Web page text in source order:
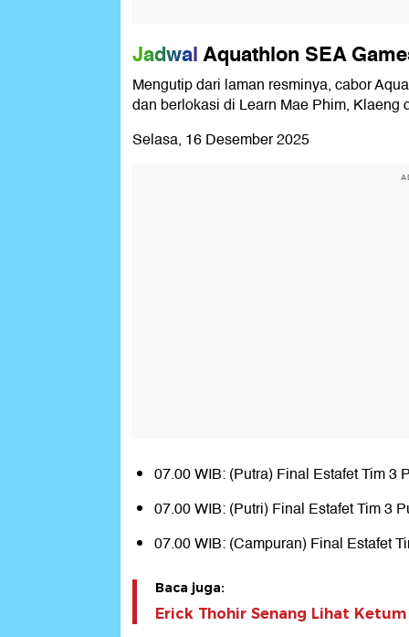
JadwalAquathlon SEA
Mengutip dari laman resminya, cabor
dan berlokasi di Learn Mae Phim, Klaeng
Selasa, 16 Desember 2025
07.00 WIB: (Putra) Final Estafet Tim 3
07.00 WIB: (Putri) Final Estafet Tim 3
07.00 WIB: (Campuran) Final Estafet
Baca juga:
Erick Thohir Senang Lihat